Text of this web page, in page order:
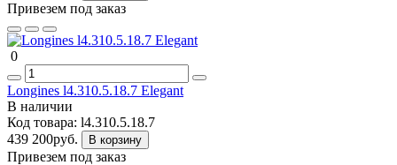
Привезем под заказ
0
Longines l4.310.5.18.7 Elegant
В наличии
Код товара: l4.310.5.18.7
439 200руб.
В корзину
Привезем под заказ